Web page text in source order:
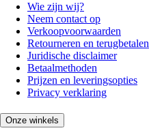
Wie zijn wij?
Neem contact op
Verkoopvoorwaarden
Retourneren en terugbetalen
Juridische disclaimer
Betaalmethoden
Prijzen en leveringsopties
Privacy verklaring
Onze winkels